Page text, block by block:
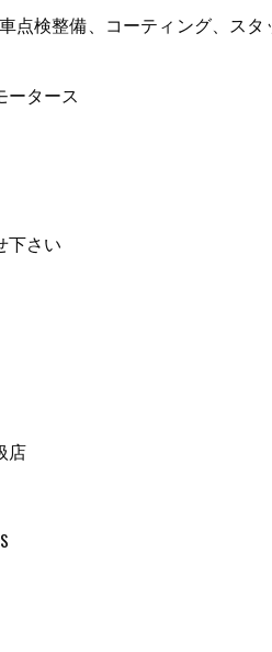
点検整備、コーティング、ス
ータース
下さい
店